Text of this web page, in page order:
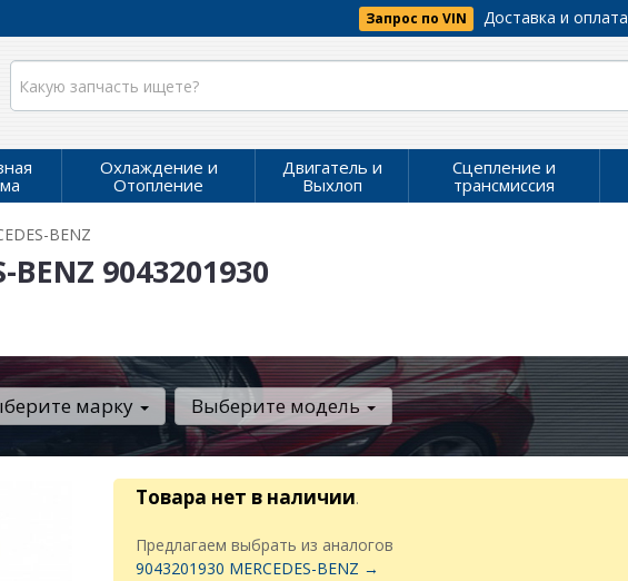
Запрос по VIN Доставка и оплата
Охлаждение и
Отопление
Двигатель и
Выхлоп
Сцепление и
трансмиссия
BENZ
9043201930
марку Выберите модель
Товара нет в наличии.
Предлагаем выбрать из аналогов
9043201930 MERCEDES-BENZ →